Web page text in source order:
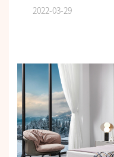
2022-03-29